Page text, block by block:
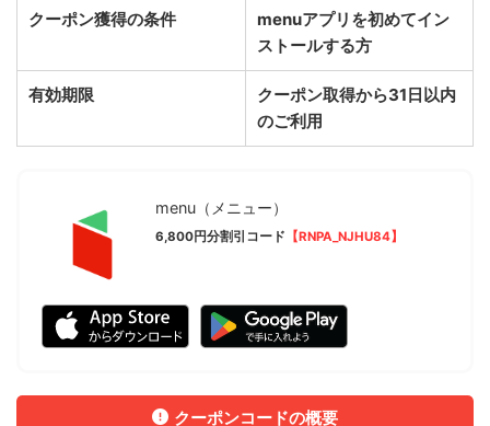
クーポン獲得の条件
menuアプリを初めてイン
ストールする方
有効期限
クーポン取得から31日以内
のご利用
menu（メニュー）
6,800円分割引コード 【RNPA_NJHU84】
クーポンコードの概要